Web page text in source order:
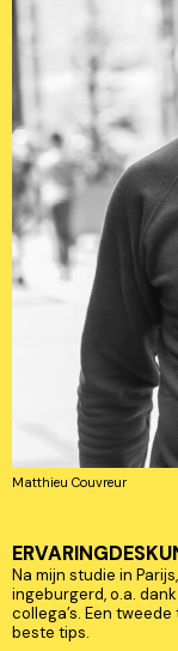
Matthieu Couvreur
Na mijn studie in
ingeburgerd, o.a.
collega’s. Een
beste tips.